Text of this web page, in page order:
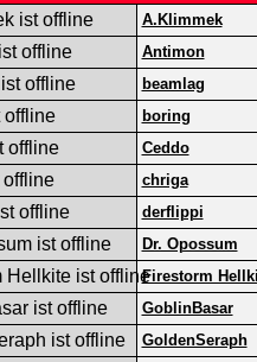
A.Klimmek
Antimon
beamlag
boring
Ceddo
chriga
derflippi
Dr. Opossum
Firestorm
GoblinBasar
GoldenSeraph